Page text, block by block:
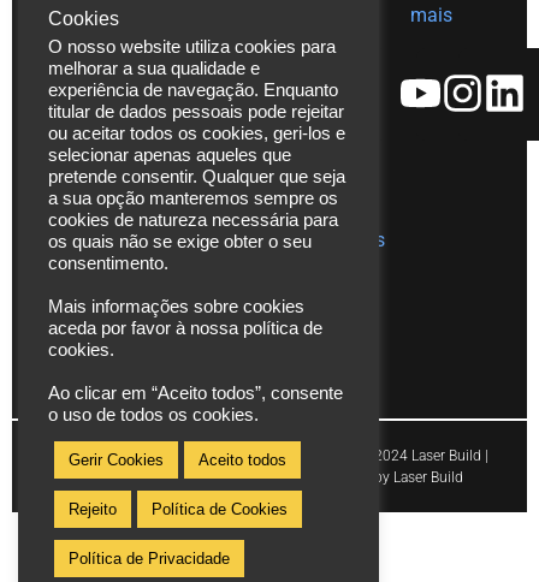
229 480
271
Fax. (+351)
229 480
272
*chamada
para rede
fixa
nacional
info@laserbuild.pt
area.electrica2000@gmail.com
Ajudas
Catálogos
Vídeos
Assistência
Técnica
Publicações
mais
Copyright © 2024 Laser Build |
Powered by Laser Build
Cookies
O nosso website utiliza cookies para
melhorar a sua qualidade e
experiência de navegação. Enquanto
titular de dados pessoais pode rejeitar
ou aceitar todos os cookies, geri-los e
selecionar apenas aqueles que
pretende consentir. Qualquer que seja
a sua opção manteremos sempre os
cookies de natureza necessária para
os quais não se exige obter o seu
consentimento.
Mais informações sobre cookies
aceda por favor à nossa política de
cookies.
Ao clicar em “Aceito todos”, consente
o uso de todos os cookies.
Gerir Cookies Aceito todos
Rejeito Política de Cookies
Política de Privacidade